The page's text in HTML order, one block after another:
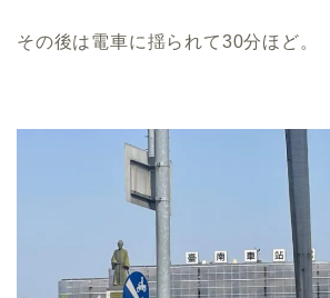
その後は電車に揺られて30分ほど。